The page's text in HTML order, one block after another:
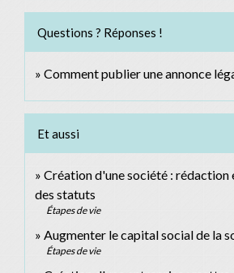
Questions ? Réponses !
Comment publier une annonce
Et aussi
Création d'une société :
des statuts
Étapes de vie
Augmenter le capital social de la
Étapes de vie